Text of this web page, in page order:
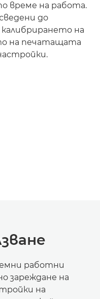
време на работа.
до
на
на печатащата
работни
зареждане на
на